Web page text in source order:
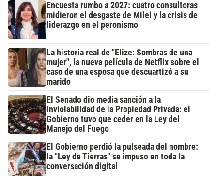
Encuesta rumbo a 2027: cuatro consultoras
midieron el desgaste de Milei y la crisis de
liderazgo en el peronismo
La historia real de "Elize: Sombras de una
mujer", la nueva película de Netflix sobre el
caso de una esposa que descuartizó a su
marido
El Senado dio media sanción a la
Inviolabilidad de la Propiedad Privada: el
Gobierno tuvo que ceder en la Ley del
Manejo del Fuego
El Gobierno perdió la pulseada del nombre:
la "Ley de Tierras" se impuso en toda la
conversación digital